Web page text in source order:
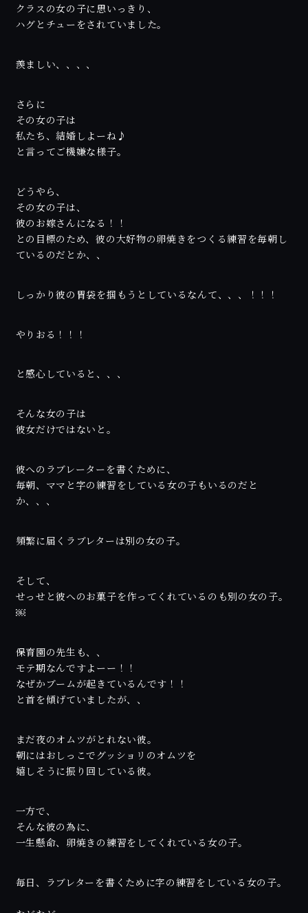
クラスの女の子に思いっきり、
ハグとチューをされていました。
羨ましい、、、、
さらに
その女の子は
私たち、結婚しよーね♪
と言ってご機嫌な様子。
どうやら、
その女の子は、
彼のお嫁さんになる！！
との目標のため、彼の大好物の卵焼きをつくる練習を毎朝し
ているのだとか、、
しっかり彼の胃袋を掴もうとしているなんて、、、！！！
やりおる！！！
と感心していると、、、
そんな女の子は
彼女だけではないと。
彼へのラブレーターを書くために、
毎朝、ママと字の練習をしている女の子もいるのだと
か、、、
頻繁に届くラブレターは別の女の子。
そして、
せっせと彼へのお菓子を作ってくれているのも別の女の子。
￼
保育園の先生も、、
モテ期なんですよーー！！
なぜかブームが起きているんです！！
と首を傾げていましたが、、
まだ夜のオムツがとれない彼。
朝にはおしっこでグッショリのオムツを
嬉しそうに振り回している彼。
一方で、
そんな彼の為に、
一生懸命、卵焼きの練習をしてくれている女の子。
毎日、ラブレターを書くために字の練習をしている女の子。